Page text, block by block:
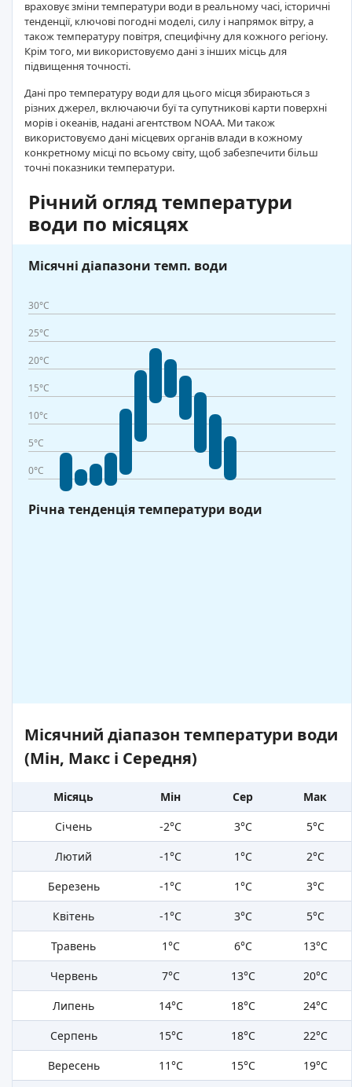
враховує зміни температури води в реальному часі, історичні
тенденції, ключові погодні моделі, силу і напрямок вітру, а
також температуру повітря, специфічну для кожного регіону.
Крім того, ми використовуємо дані з інших місць для
підвищення точності.
Дані про температуру води для цього місця збираються з
різних джерел, включаючи буї та супутникові карти поверхні
морів і океанів, надані агентством NOAA. Ми також
використовуємо дані місцевих органів влади в кожному
конкретному місці по всьому світу, щоб забезпечити більш
точні показники температури.
Річний огляд температури
води по місяцях
Місячні діапазони темп. води
30°C
25°C
20°C
15°C
10°c
5°C
0°C
Річна тенденція температури води
Місячний діапазон температури води
(Мін, Макс і Середня)
Місяць Мін Сер
Мак
Січень
-2°C 3°C
5°C
Лютий
-1°C 1°C
2°C
Березень
-1°C 1°C
3°C
Квітень
-1°C 3°C
5°C
Травень
1°C 6°C
13°C
Червень
7°C 13°C
20°C
Липень
14°C 18°C
24°C
Серпень
15°C 18°C
22°C
Вересень
11°C 15°C
19°C